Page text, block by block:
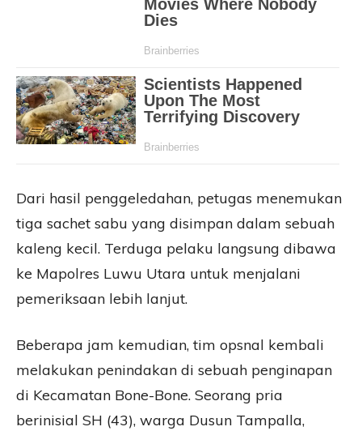
Dari hasil penggeledahan, petugas menemukan
tiga sachet sabu yang disimpan dalam sebuah
kaleng kecil. Terduga pelaku langsung dibawa
ke Mapolres Luwu Utara untuk menjalani
pemeriksaan lebih lanjut.
Beberapa jam kemudian, tim opsnal kembali
melakukan penindakan di sebuah penginapan
di Kecamatan Bone-Bone. Seorang pria
berinisial SH (43), warga Dusun Tampalla,